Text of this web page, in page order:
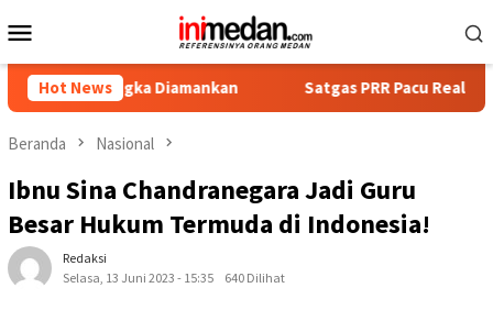
ke
Mobile
Hot News
Diamankan Satgas PRR Pacu Realisasi Tambahan
Beranda Nasional
Ibnu Sina Chandranegara Jadi Guru
Besar Hukum Termuda di Indonesia!
Redaksi
Selasa, 13 Juni 2023 - 15:35
640 Dilihat